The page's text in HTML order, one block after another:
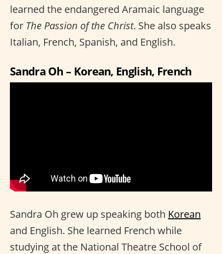
learned the endangered Aramaic language
for The Passion of the Christ. She also speaks
Italian, French, Spanish, and English.
Sandra Oh – Korean, English, French
Sandra Oh grew up speaking both Korean
and English. She learned French while
studying at the National Theatre School of